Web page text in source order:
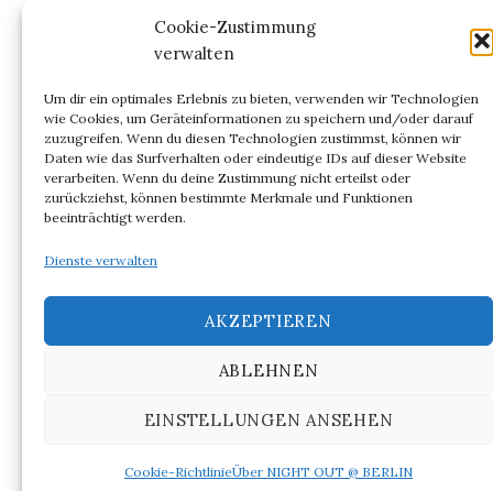
Cookie-Zustimmung
verwalten
Um dir ein optimales Erlebnis zu bieten, verwenden wir Technologien
wie Cookies, um Geräteinformationen zu speichern und/oder darauf
zuzugreifen. Wenn du diesen Technologien zustimmst, können wir
Daten wie das Surfverhalten oder eindeutige IDs auf dieser Website
verarbeiten. Wenn du deine Zustimmung nicht erteilst oder
zurückziehst, können bestimmte Merkmale und Funktionen
beeinträchtigt werden.
Dienste verwalten
AKZEPTIEREN
ABLEHNEN
EINSTELLUNGEN ANSEHEN
Cookie-RichtlinieÜber NIGHT OUT @ BERLIN
Kommentar-Feed
ARCHIV
Archiv
© 2026NIGHT OUT @ BERLIN